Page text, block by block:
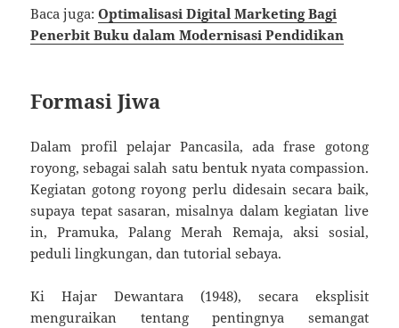
Baca juga:Optimalisasi Digital Marketing Bagi
Penerbit Buku dalam Modernisasi Pendidikan
Formasi Jiwa
Dalam profil pelajar Pancasila, ada frase gotong
royong, sebagai salah satu bentuk nyata compassion.
Kegiatan gotong royong perlu didesain secara baik,
supaya tepat sasaran, misalnya dalam kegiatan live
in, Pramuka, Palang Merah Remaja, aksi sosial,
peduli lingkungan, dan tutorial sebaya.
Ki Hajar Dewantara (1948), secara eksplisit
menguraikan tentang pentingnya semangat